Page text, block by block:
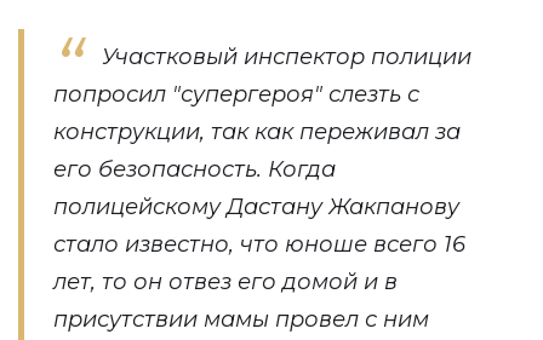
Участковый инспектор полиции
попросил "супергероя" слезть с
конструкции, так как переживал за
его безопасность. Когда
полицейскому Дастану Жакпанову
стало известно, что юноше всего 16
лет, то он отвез его домой и в
присутствии мамы провел с ним